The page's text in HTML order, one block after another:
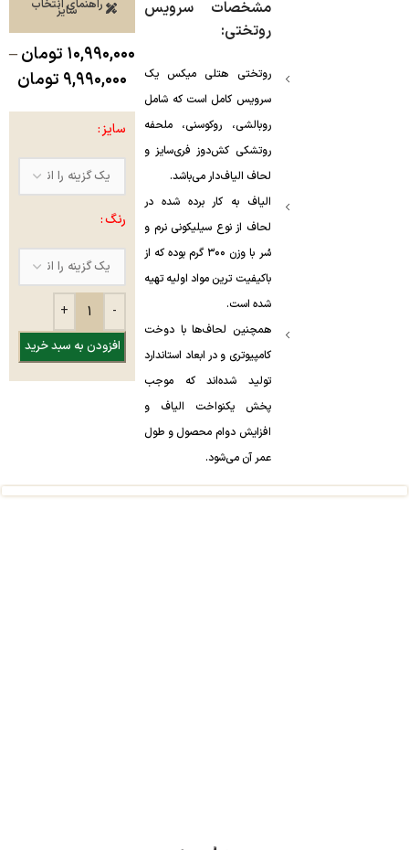
مشخصات سرویس
روتختی:
روتختی هتلی میکس یک
سرویس کامل است که شامل
روبالشی، روکوسنی، ملحفه
روتشکی کش‌دوز فری‌سایز و
لحاف الیاف‌دار می‌باشد.
الیاف به کار برده شده در
لحاف از نوع سیلیکونی نرم و
سُر با وزن ۳۰۰ گرم بوده که از
باکیفیت ترین مواد اولیه تهیه
شده است.
همچنین لحاف‌ها با دوخت
کامپیوتری و در ابعاد استاندارد
تولید شده‌اند که موجب
پخش یکنواخت الیاف و
افزایش دوام محصول و طول
عمر آن می‌شود.
راهنمای انتخاب
سایز
۱۰,۹۹۰,۰۰۰ تومان–
۹,۹۹۰,۰۰۰ تومان
سایز
رنگ
افزودن به سبد خرید